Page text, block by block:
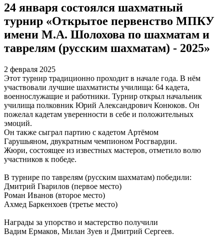
24 января состоялся шахматный
турнир «Открытое первенство МПКУ
имени М.А. Шолохова по шахматам и
таврелям (русским шахматам) - 2025»
2 февраля 2025
Этот турнир традиционно проходит в начале года. В нём
участвовали лучшие шахматисты училища: 64 кадета,
военнослужащие и работники. Турнир открыл начальник
училища полковник Юрий Александрович Конюков. Он
пожелал кадетам уверенности в себе и положительных
эмоций.
Он также сыграл партию с кадетом Артёмом
Гарушьяном, двукратным чемпионом Росгвардии.
Жюри, состоящее из известных мастеров, отметило волю
участников к победе.
В турнире по таврелям (русским шахматам) победили:
Дмитрий Гварилов (первое место)
Роман Иванов (второе место)
Ахмед Баркенхоев (третье место)
Награды за упорство и мастерство получили
Вадим Ермаков, Милан Зуев и Дмитрий Сергеев.